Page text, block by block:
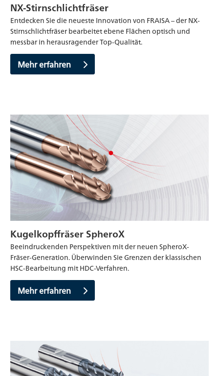
NX-Stirnschlichtfräser
Entdecken Sie die neueste Innovation von FRAISA – der NX-
Stirnschlichtfräser bearbeitet ebene Flächen optisch und
messbar in herausragender Top-Qualität.
Mehr erfahren
Kugelkopffräser SpheroX
Beeindruckenden Perspektiven mit der neuen SpheroX-
Fräser-Generation. Überwinden Sie Grenzen der klassischen
HSC-Bearbeitung mit HDC-Verfahren.
Mehr erfahren